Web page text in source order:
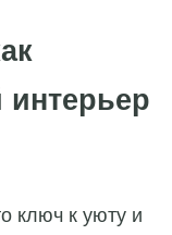
ключ к уюту и